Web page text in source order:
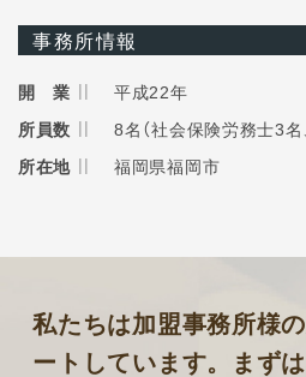
事務所情報
開 業
平成22年
所員数
8名（社会保険労務士3名
所在地
福岡県福岡市
私たちは加盟事務所様
ートしています。
まず